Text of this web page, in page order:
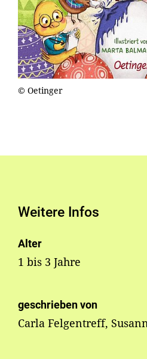
© Oetinger
Weitere Infos
Alter
1 bis 3 Jahre
geschrieben von
Carla Felgentreff,